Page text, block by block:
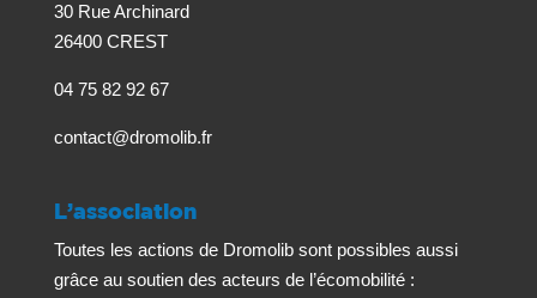
30 Rue Archinard
26400 CREST
04 75 82 92 67
contact@dromolib.fr
L’association
Toutes les actions de Dromolib sont possibles aussi
grâce au soutien des acteurs de l’écomobilité :